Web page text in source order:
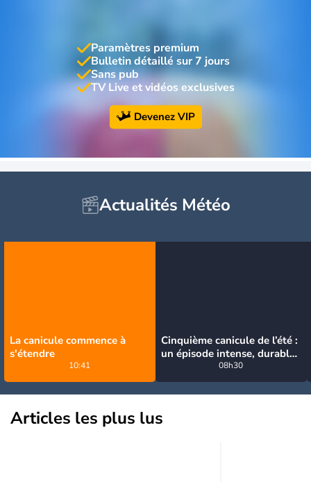
Paramètres premium
Bulletin détaillé sur 7 jours
Sans pub
TV Live et vidéos exclusives
Devenez VIP
Actualités Météo
La canicule commence à
s'étendre
10:41
Cinquième canicule de l’été :
un épisode intense, durable
et étendu la semaine
prochaine
08h30
Articles les plus lus